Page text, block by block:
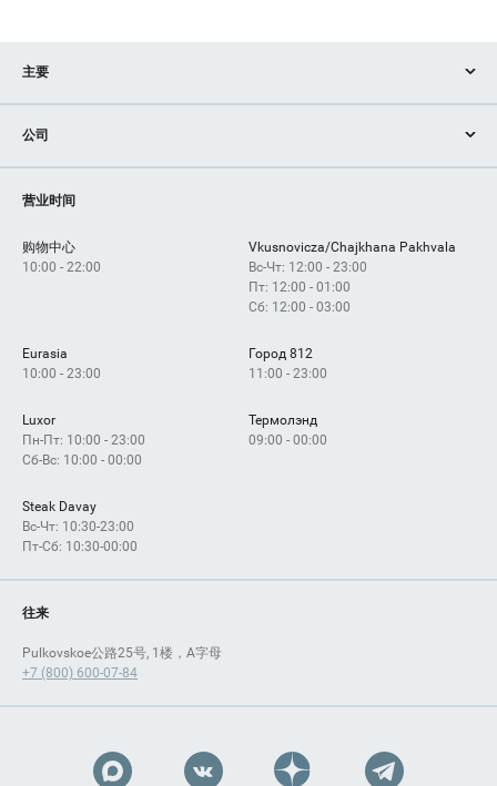
主要
服务
設備
公司
营业时间
购物中心
10:00 - 22:00
Vkusnovicza/Chajkhana Pakhvala
Вс-Чт: 12:00 - 23:00
Пт: 12:00 - 01:00
Сб: 12:00 - 03:00
Eurasia
10:00 - 23:00
Город 812
11:00 - 23:00
Luxor
Пн-Пт: 10:00 - 23:00
Сб-Вс: 10:00 - 00:00
Термолэнд
09:00 - 00:00
Steak Davay
Вс-Чт: 10:30-23:00
Пт-Сб: 10:30-00:00
往来
Pulkovskoe公路25号, 1楼，A字母
+7 (800) 600-07-84